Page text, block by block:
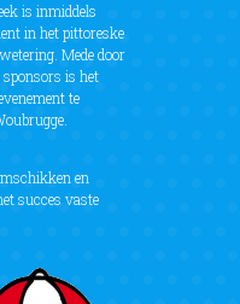
is inmiddels
in het pittoreske
Mede door
is het
te
en
succes vaste